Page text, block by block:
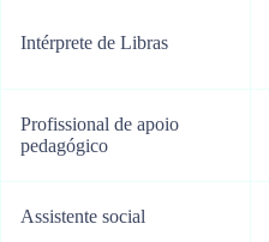
Intérprete de Libras
Profissional de apoio
pedagógico
Assistente social